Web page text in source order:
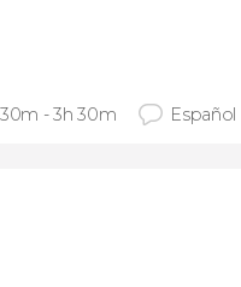
- 3h 30m Español